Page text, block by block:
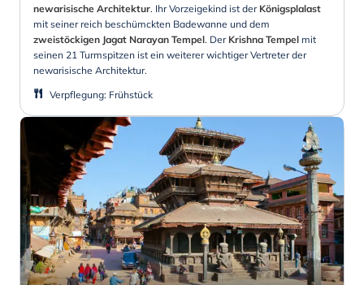
newarisische Architektur. Ihr Vorzeigekind ist der Königsplalast
mit seiner reich beschümckten Badewanne und dem
zweistöckigen Jagat Narayan Tempel. Der Krishna Tempel mit
seinen 21 Turmspitzen ist ein weiterer wichtiger Vertreter der
newarisische Architektur.
Verpflegung: Frühstück